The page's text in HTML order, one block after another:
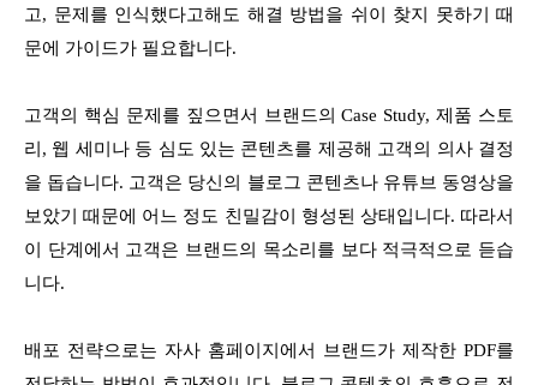
고, 문제를 인식했다고해도 해결 방법을 쉬이 찾지 못하기 때
문에 가이드가 필요합니다.
고객의 핵심 문제를 짚으면서 브랜드의 Case Study, 제품 스토
리, 웹 세미나 등 심도 있는 콘텐츠를 제공해 고객의 의사 결정
을 돕습니다. 고객은 당신의 블로그 콘텐츠나 유튜브 동영상을
보았기 때문에 어느 정도 친밀감이 형성된 상태입니다. 따라서
이 단계에서 고객은 브랜드의 목소리를 보다 적극적으로 듣습
니다.
배포 전략으로는 자사 홈페이지에서 브랜드가 제작한 PDF를